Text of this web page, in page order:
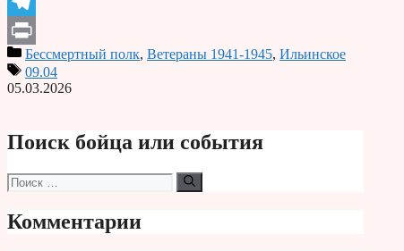
Telegram
PrintБессмертный полк, Ветераны 1941-1945, Ильинское
09.04
05.03.2026
Поиск бойца или события
Поиск:
Комментарии